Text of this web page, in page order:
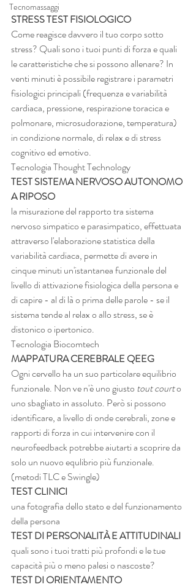
Tecnomassaggi
STRESS TEST FISIOLOGICO
Come reagisce davvero il tuo corpo sotto
stress? Quali sono i tuoi punti di forza e quali
le caratteristiche che si possono allenare? In
venti minuti è possibile registrare i parametri
fisiologici principali (frequenza e variabilità
cardiaca, pressione, respirazione toracica e
polmonare, microsudorazione, temperatura)
in condizione normale, di relax e di stress
cognitivo ed emotivo.
Tecnologia Thought Technology
TEST SISTEMA NERVOSO AUTONOMO
A RIPOSO
la misurazione del rapporto tra sistema
nervoso simpatico e parasimpatico, effettuata
attraverso l'elaborazione statistica della
variabilità cardiaca, permette di avere in
cinque minuti un'istantanea funzionale del
livello di attivazione fisiologica della persona e
di capire - al di là o prima delle parole - se il
sistema tende al relax o allo stress, se è
distonico o ipertonico.
Tecnologia Biocomtech
MAPPATURA CEREBRALE QEEG
Ogni cervello ha un suo particolare equilibrio
funzionale. Non ve n'è uno giusto tout court o
uno sbagliato in assoluto. Però si possono
identificare, a livello di onde cerebrali, zone e
rapporti di forza in cui intervenire con il
neurofeedback potrebbe aiutarti a scoprire da
solo un nuovo equlibrio più funzionale.
(metodi TLC e Swingle)
TEST CLINICI
una fotografia dello stato e del funzionamento
della persona
TEST DI PERSONALITÀ E ATTITUDINALI
quali sono i tuoi tratti più profondi e le tue
capacità più o meno palesi o nascoste?
TEST DI ORIENTAMENTO